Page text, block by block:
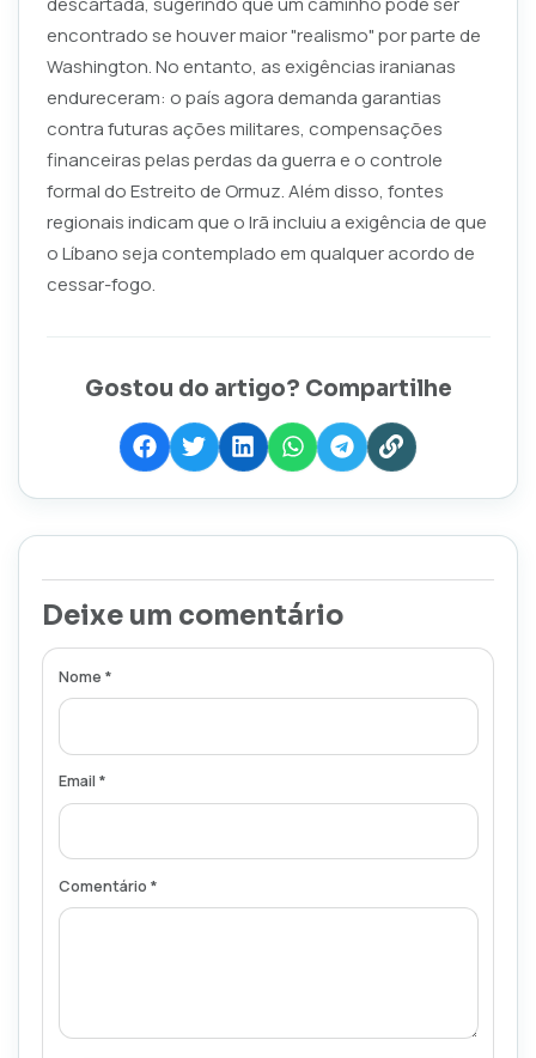
encontrado se houver maior "realismo" por parte de
Washington. No entanto, as exigências iranianas
endureceram: o país agora demanda garantias
contra futuras ações militares, compensações
financeiras pelas perdas da guerra e o controle
formal do Estreito de Ormuz. Além disso, fontes
regionais indicam que o Irã incluiu a exigência de que
o Líbano seja contemplado em qualquer acordo de
cessar-fogo.
Gostou do artigo? Compartilhe
Deixe um comentário
Nome *
Email *
Comentário *